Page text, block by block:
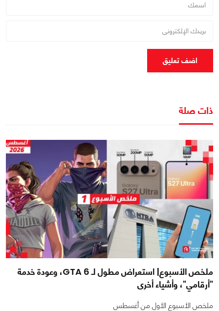
اضف تعليق
ذات صلة
ملخص الأسبوع| استعراض مطول لـ GTA 6، وعودة خدمة
"أرقامي"، وأشياء أخرى
ملخص الأسبوع الأول من أغسطس